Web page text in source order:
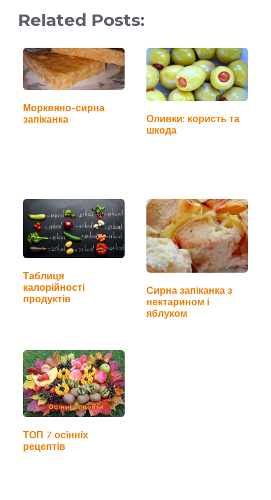
Related Posts:
Морквяно-сирна
запіканка
Оливки: користь та
шкода
Таблиця
калорійності
продуктів
Сирна запіканка з
нектарином і
яблуком
ТОП 7 осінніх
рецептів